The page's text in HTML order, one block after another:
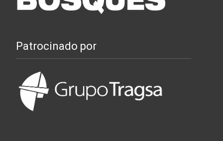
Patrocinado por